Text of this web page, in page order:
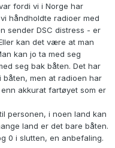
fordi vi i Norge har
håndholdte radioer med
sender DSC distress - er
kan det være at man
kan jo ta med seg
seg bak båten. Det har
båten, men at radioen har
akkurat fartøyet som er
personen, i noen land kan
land er det bare båten.
0 i slutten, en anbefaling.